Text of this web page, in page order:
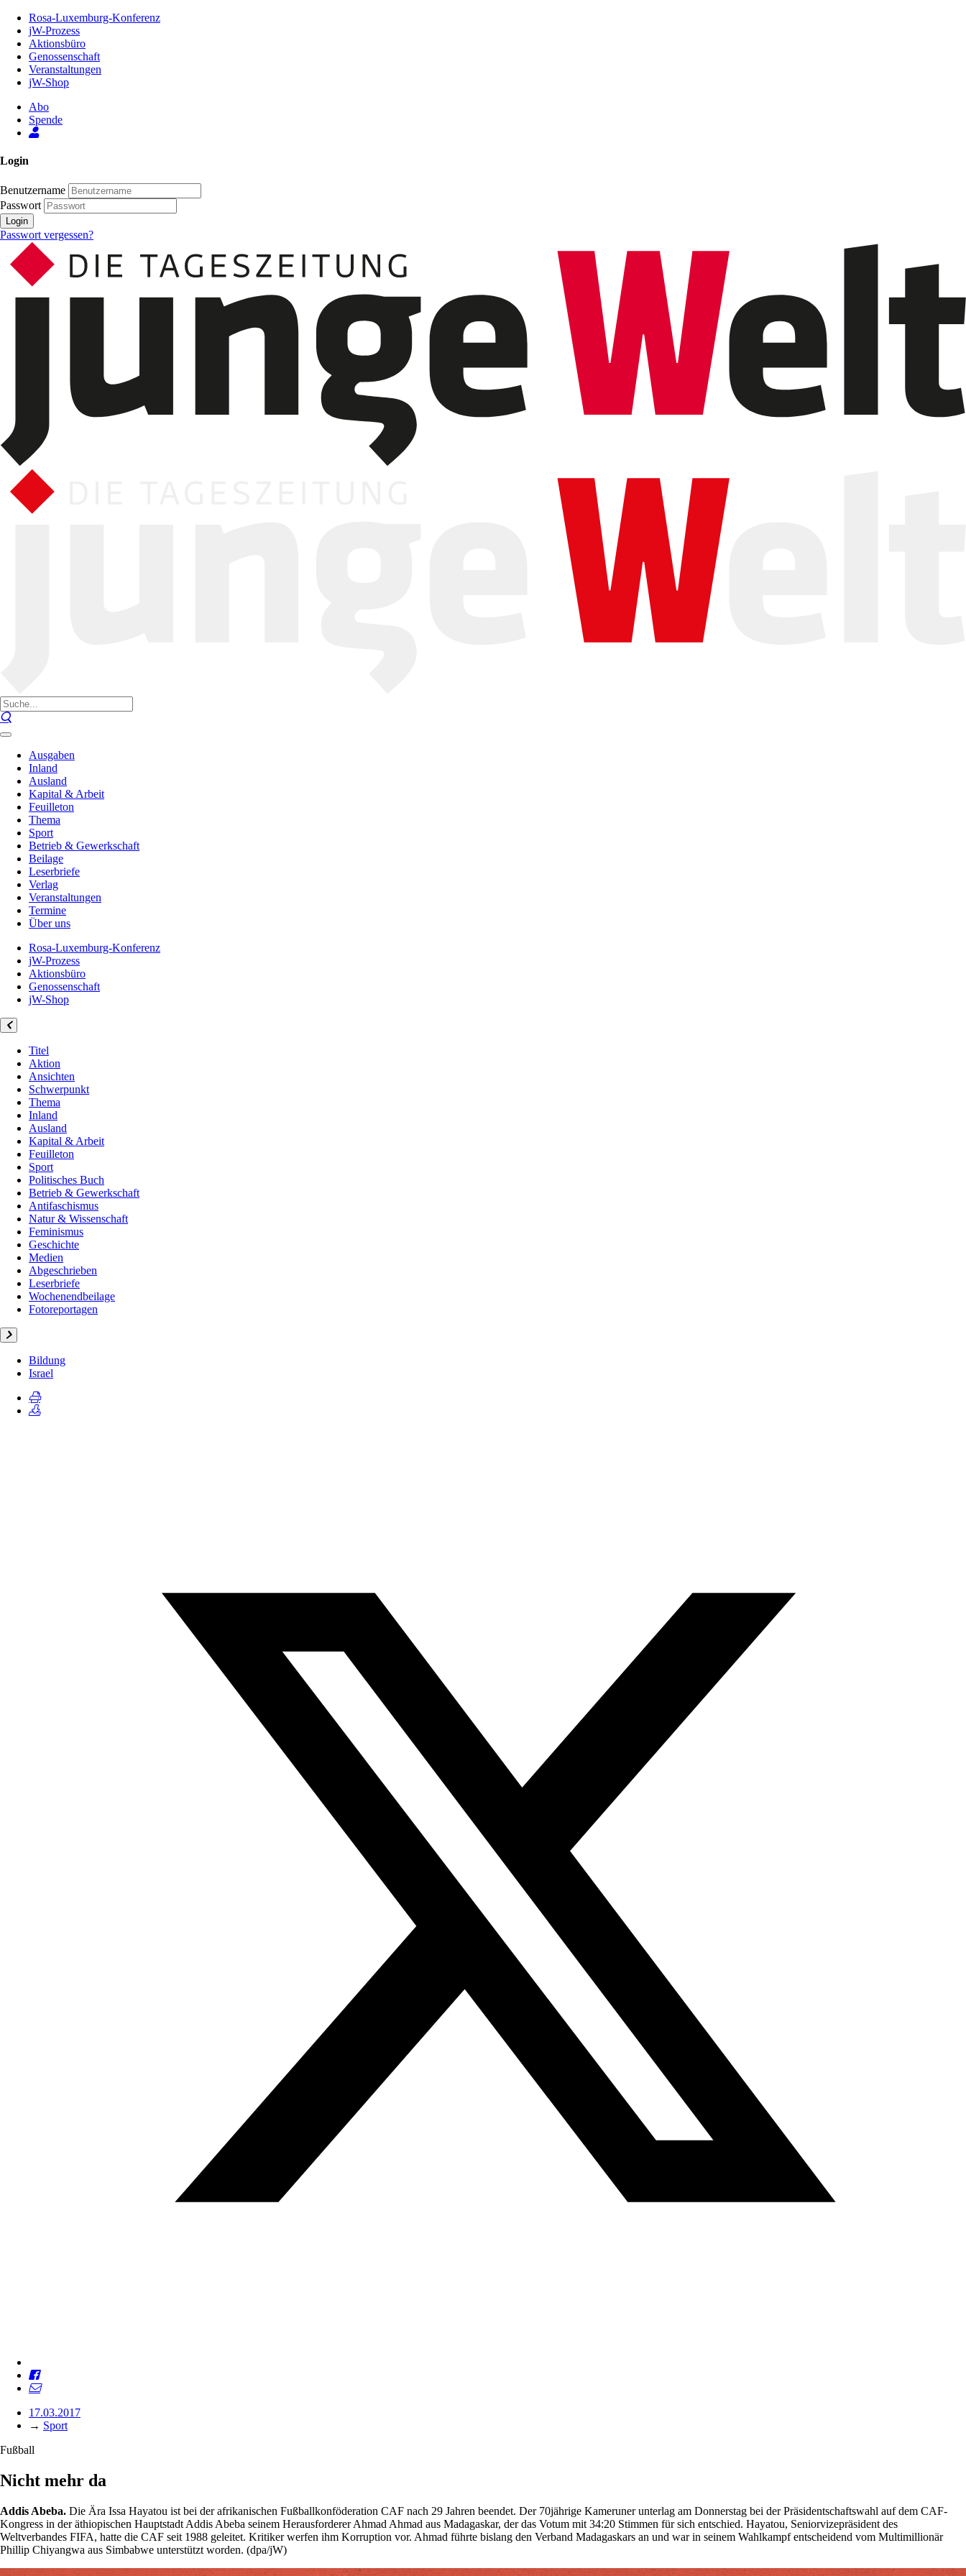
Inhalt
Seite
Rosa-Luxemburg-Konferenz
jW-Prozess
Aktionsbüro
Genossenschaft
Veranstaltungen
jW-Shop
Abo
Spende
Login
Benutzername
Passwort
Login
Passwort vergessen?
Ausgaben
Inland
Ausland
Kapital & Arbeit
Feuilleton
Thema
Sport
Betrieb & Gewerkschaft
Beilage
Leserbriefe
Verlag
Veranstaltungen
Termine
Über uns
Rosa-Luxemburg-Konferenz
jW-Prozess
Aktionsbüro
Genossenschaft
jW-Shop
Titel
Aktion
Ansichten
Schwerpunkt
Thema
Inland
Ausland
Kapital & Arbeit
Feuilleton
Sport
Politisches Buch
Betrieb & Gewerkschaft
Antifaschismus
Natur & Wissenschaft
Feminismus
Geschichte
Medien
Abgeschrieben
Leserbriefe
Wochenendbeilage
Fotoreportagen
Bildung
Israel
17.03.2017
→ Sport
Fußball
Nicht mehr da
Addis Abeba. Die Ära Issa Hayatou ist bei der afrikanischen Fußballkonföderation CAF nach 29 Jahren beendet. Der 70jährige Kameruner unterlag am Donnerstag bei der Präsidentschaftswahl auf dem CAF-
Kongress in der äthiopischen Hauptstadt Addis Abeba seinem Herausforderer Ahmad Ahmad aus Madagaskar, der das Votum mit 34:20 Stimmen für sich entschied. Hayatou, Seniorvizepräsident des
Weltverbandes FIFA, hatte die CAF seit 1988 geleitet. Kritiker werfen ihm Korruption vor. Ahmad führte bislang den Verband Madagaskars an und war in seinem Wahlkampf entscheidend vom Multimillionär
Phillip Chiyangwa aus Simbabwe unterstützt worden. (dpa/jW)